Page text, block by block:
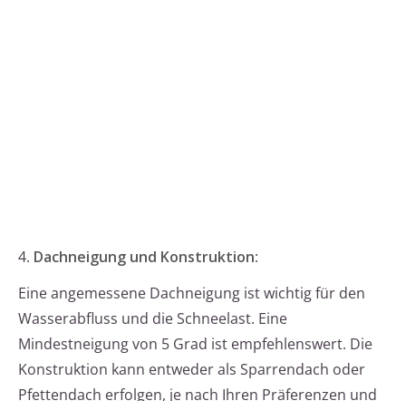
4. Dachneigung und Konstruktion:
Eine angemessene Dachneigung ist wichtig für den
Wasserabfluss und die Schneelast. Eine
Mindestneigung von 5 Grad ist empfehlenswert. Die
Konstruktion kann entweder als Sparrendach oder
Pfettendach erfolgen, je nach Ihren Präferenzen und